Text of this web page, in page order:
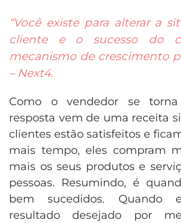
“Você existe para alterar a
cliente e o sucesso do
mecanismo de crescimento
– Next4.
Como o vendedor se torna
resposta vem de uma receita
clientes estão satisfeitos e
mais tempo, eles compram
mais os seus produtos e
pessoas. Resumindo, é
bem sucedidos. Quando
resultado desejado por